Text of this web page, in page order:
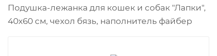
Подушка-лежанка для кошек и собак "Лапки",
40х60 см, чехол бязь, наполнитель файбер